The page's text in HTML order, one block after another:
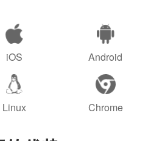
iOS Android
Linux Chrome